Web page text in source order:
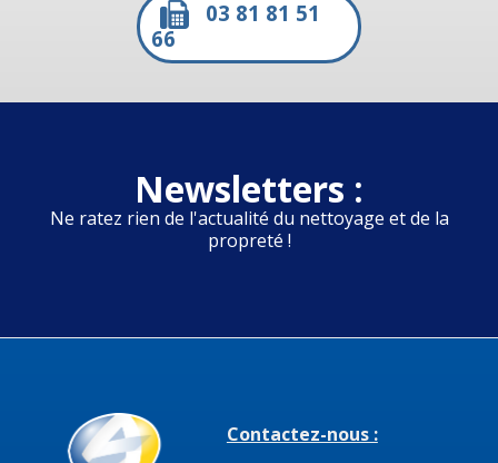
03 81 81 51
66
Newsletters :
Ne ratez rien de l'actualité du nettoyage et de la
propreté !
Contactez-nous :